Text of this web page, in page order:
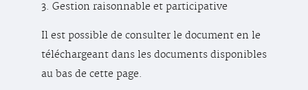
3. Gestion raisonnable et participative
Il est possible de consulter le document en le
téléchargeant dans les documents disponibles
au bas de cette page.